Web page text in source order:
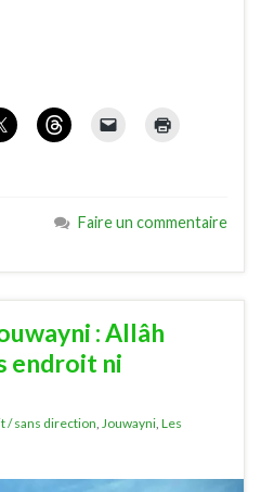
Faire un commentaire
: Allâh
endroit ni
/ sans direction Jouwayni Les